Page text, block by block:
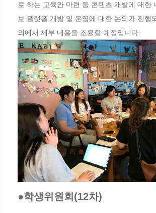
로 하는 교육안 마련 등 콘텐츠 개발에 대한
보 플랫폼 개발 및 운영에 대한 논의가 진행
의에서 세부 내용을 조율할 예정입니다.
●학생위원회(12차)